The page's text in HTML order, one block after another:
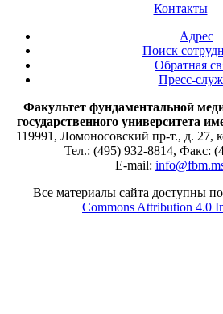
Контакты
Адрес
Поиск
Обратная
Пресс-
Факультет фундаментальной
государственного университета
119991, Ломоносовский пр-т., д. 27,
Тел.: (495) 932-8814, Факс:
E-mail:
Все материалы сайта доступны
Commons Attribution 4.0